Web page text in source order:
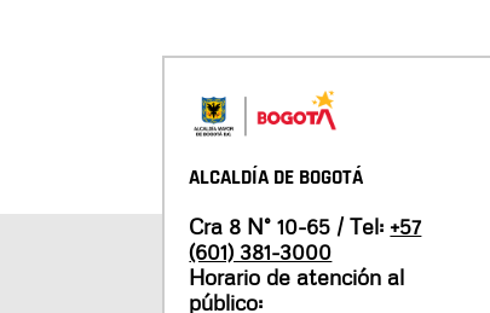
ALCALDÍA DE BOGOTÁ
Cra 8 N° 10-65 / Tel: +57
(601) 381-3000
Horario de atención al
público: